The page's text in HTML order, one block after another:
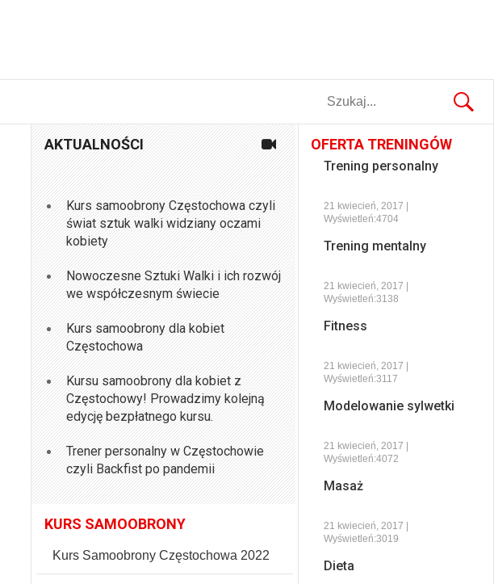
AKTUALNOŚCI
Kurs samoobrony Częstochowa czyli
świat sztuk walki widziany oczami
kobiety
Nowoczesne Sztuki Walki i ich rozwój
we współczesnym świecie
Kurs samoobrony dla kobiet
Częstochowa
Kursu samoobrony dla kobiet z
Częstochowy! Prowadzimy kolejną
edycję bezpłatnego kursu.
Trener personalny w Częstochowie
czyli Backfist po pandemii
KURS SAMOOBRONY
Kurs Samoobrony Częstochowa 2022
OFERTA TRENINGÓW
Trening personalny
21 kwiecień, 2017 |
Wyświetleń:4704
Trening mentalny
21 kwiecień, 2017 |
Wyświetleń:3138
Fitness
21 kwiecień, 2017 |
Wyświetleń:3117
Modelowanie sylwetki
21 kwiecień, 2017 |
Wyświetleń:4072
Masaż
21 kwiecień, 2017 |
Wyświetleń:3019
Dieta